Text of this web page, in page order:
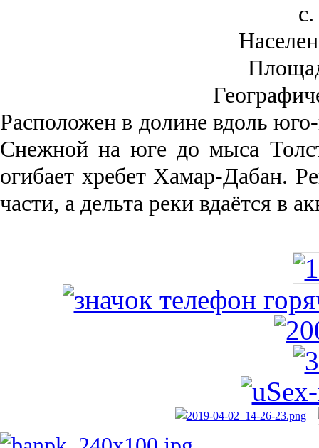
Рас­положен в долине вдоль
Снежной на юге до мыса
огибает хребет Хамар-Дабан.
части, а дельта реки вда­ётся в